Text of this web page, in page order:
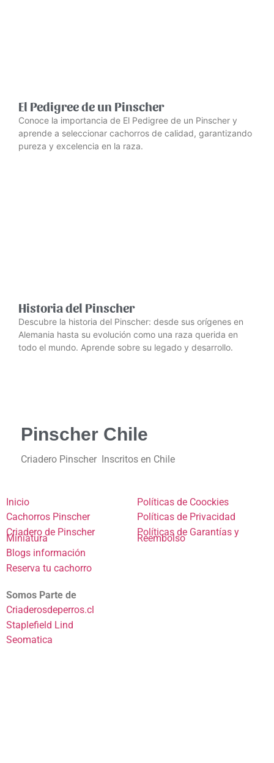
El Pedigree de un Pinscher
Conoce la importancia de El Pedigree de un Pinscher y
aprende a seleccionar cachorros de calidad, garantizando
pureza y excelencia en la raza.
Historia del Pinscher
Descubre la historia del Pinscher: desde sus orígenes en
Alemania hasta su evolución como una raza querida en
todo el mundo. Aprende sobre su legado y desarrollo.
Pinscher Chile
Criadero Pinscher Inscritos en Chile
Inicio
Cachorros Pinscher
Criadero de Pinscher
Miniatura
Blogs información
Reserva tu cachorro
Políticas de Coockies
Políticas de Privacidad
Políticas de Garantías y
Reembolso
Somos Parte de
Criaderosdeperros.cl
Staplefield Lind
Seomatica